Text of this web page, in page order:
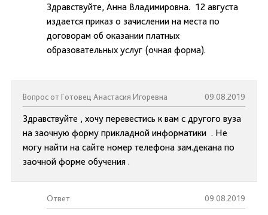
Здравствуйте, Анна Владимировна. 12 августа
издается приказ о зачислении на места по
договорам об оказании платных
образовательных услуг (очная форма).
Вопрос от Готовец Анастасия Игоревна 09.08.2019
Здравствуйте , хочу перевестись к вам с другого вуза
на заочную форму прикладной информатики . Не
могу найти на сайте номер телефона зам.декана по
заочной форме обучения .
Ответ: 09.08.2019